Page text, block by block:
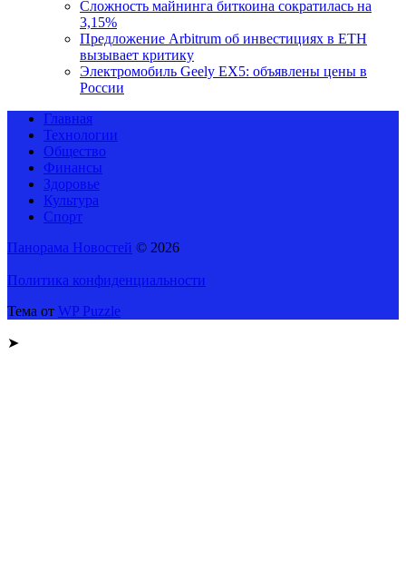
Сложность майнинга биткоина сократилась на
3,15%
Предложение Arbitrum об инвестициях в ETH
вызывает критику
Электромобиль Geely EX5: объявлены цены в
России
Главная
Технологии
Общество
Финансы
Здоровье
Культура
Спорт
Панорама Новостей © 2026
Политика конфиденциальности
Тема от WP Puzzle
➤